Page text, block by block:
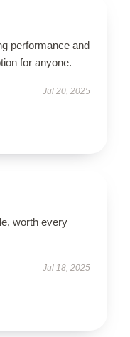
performance and
for anyone.
Jul 20, 2025
worth every
Jul 18, 2025